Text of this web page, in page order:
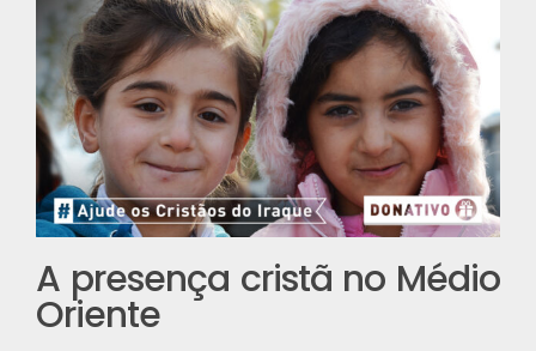
A presença cristã no Médio
Oriente